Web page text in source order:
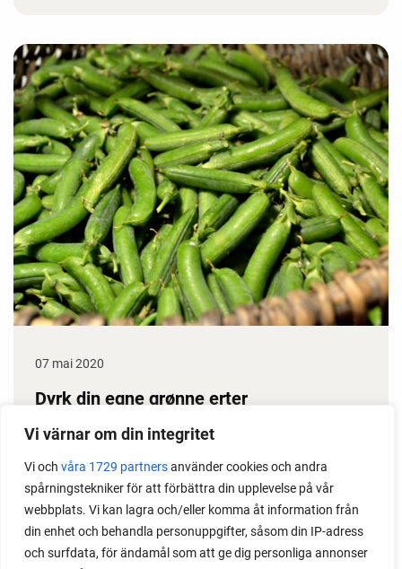
Vi värnar om din integritet
Vi och våra 1729 partnersanvänder cookies och andra
spårningstekniker för att förbättra din upplevelse på vår
webbplats. Vi kan lagra och/eller komma åt information från
din enhet och behandla personuppgifter, såsom din IP-adress
och surfdata, för ändamål som att ge dig personliga annonser
07 mai 2020
Dyrk din egne grønne erter
Erter gir stor avling, dessuten klarer de seg i
en gullgruve i kjøkkenhagen. Her får du noen gode
ertedyrketips.